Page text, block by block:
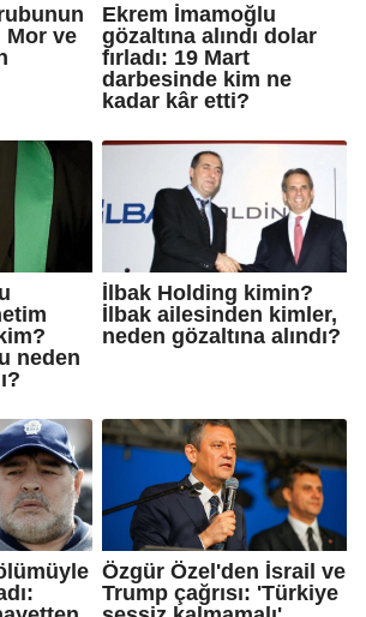
ve
Ekrem İmamoğlu
gözaltına alındı dolar
fırladı: 19 Mart
darbesinde kim ne
kadar kâr etti?
neden
İlbak Holding kimin?
İlbak ailesinden kimler,
neden gözaltına alındı?
Özgür Özel'den İsrail ve
Trump çağrısı: 'Türkiye